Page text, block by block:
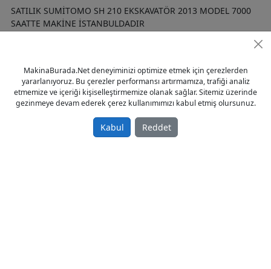
SATILIK SUMİTOMO SH 210 EKSKAVATÖR 2013 MODEL 7000
SAATTE MAKİNE İSTANBULDADIR
NOT : RESİM TEMSİLİDİR
Tags
sumitomo
MakinaBurada.Net deneyiminizi optimize etmek için çerezlerden
yararlanıyoruz. Bu çerezler performansı artırmamıza, trafiği analiz
etmemize ve içeriği kişiselleştirmemize olanak sağlar. Sitemiz üzerinde
gezinmeye devam ederek çerez kullanımımızı kabul etmiş olursunuz.
Kabul Reddet